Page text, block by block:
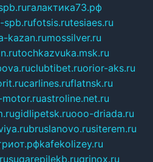
галактика73.рф
spb.rufotsis.rutesiaes.ru
kazan.rumossilver.ru
tochkazvuka.msk.ru
clubtibet.ruorior-aks.ru
carlines.ruflatnsk.ru
astroline.net.ru
gidlipetsk.ruooo-driada.ru
bruslanovo.rusiterem.ru
kafekolizey.ru
sugarepilekb.rugrinox.ru